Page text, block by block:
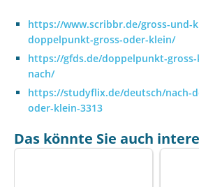
https://www.scribbr.de/gross-und-
doppelpunkt-gross-oder-klein/
https://gfds.de/doppelpunkt-
nach/
https://studyflix.de/deutsch/nach-
oder-klein-3313
Das könnte Sie auch